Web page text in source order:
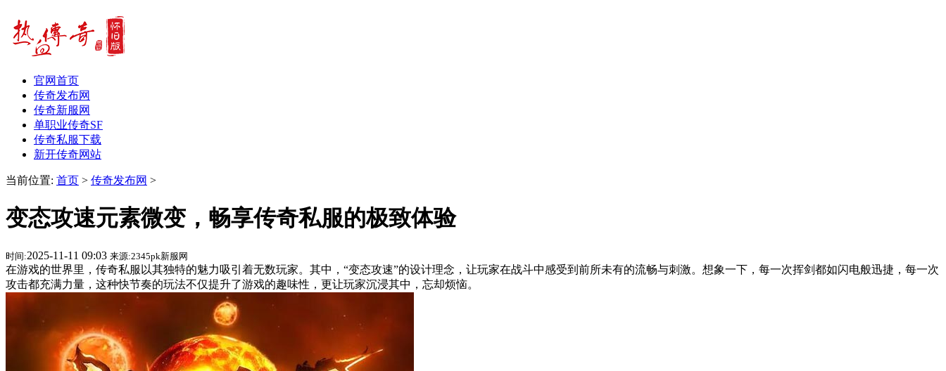
官网首页
传奇发布网
传奇新服网
单职业传奇SF
传奇私服下载
新开传奇网站
当前位置: 首页 > 传奇发布网 >
变态攻速元素微变，畅享传奇私服的极致体验
时间:2025-11-11 09:03 来源:2345pk新服网
在游戏的世界里，传奇私服以其独特的魅力吸引着无数玩家。其中，“变态攻速”的设计理念，让玩家在战斗中感受到前所未有的流畅与刺激。想象一下，每一次挥剑都如闪电般迅捷，每一次
攻击都充满力量，这种快节奏的玩法不仅提升了游戏的趣味性，更让玩家沉浸其中，忘却烦恼。